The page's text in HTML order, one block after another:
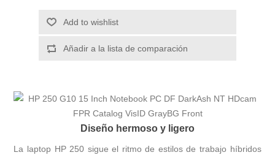
Add to wishlist
Añadir a la lista de comparación
Diseño hermoso y ligero
La laptop HP 250 sigue el ritmo de estilos de trabajo híbridos